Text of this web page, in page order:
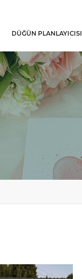
DÜĞÜN PLANLAYICISI